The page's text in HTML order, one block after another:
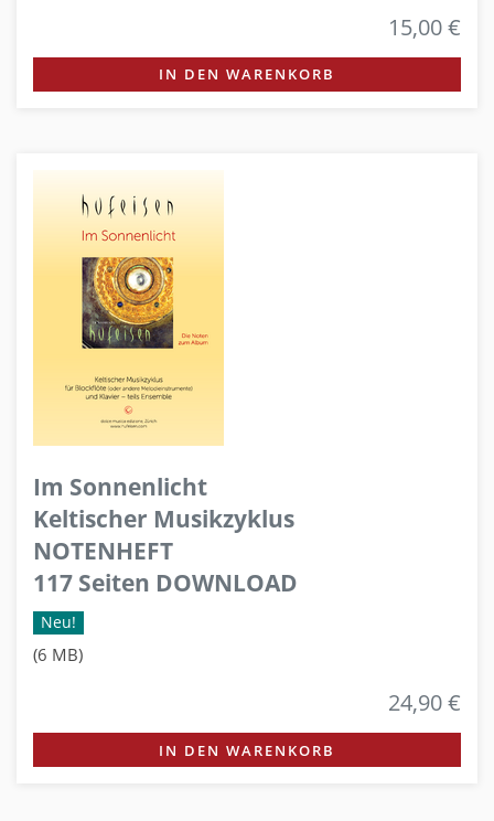
15,00 €
IN DEN WARENKORB
Im Sonnenlicht
Keltischer Musikzyklus
NOTENHEFT
117 Seiten DOWNLOAD
Neu!
(6 MB)
24,90 €
IN DEN WARENKORB